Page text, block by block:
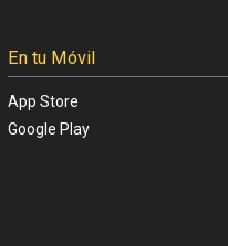
En tu Móvil
App Store
Google Play